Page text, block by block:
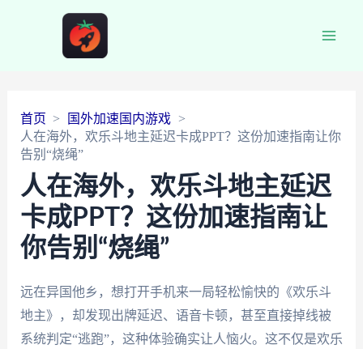
首页
国外加速国内游戏
人在海外，欢乐斗地主延迟卡成PPT？这份加速指南让你
告别“烧绳”
人在海外，欢乐斗地主延迟
卡成PPT？这份加速指南让
你告别“烧绳”
远在异国他乡，想打开手机来一局轻松愉快的《欢乐斗
地主》，却发现出牌延迟、语音卡顿，甚至直接掉线被
系统判定“逃跑”，这种体验确实让人恼火。这不仅是欢乐